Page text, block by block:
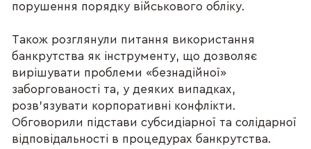
порушення порядку військового обліку.
Також розглянули питання використання
банкрутства як інструменту, що дозволяє
вирішувати проблеми «безнадійної»
заборгованості та, у деяких випадках,
розв’язувати корпоративні конфлікти.
Обговорили підстави субсидіарної та солідарної
відповідальності в процедурах банкрутства.